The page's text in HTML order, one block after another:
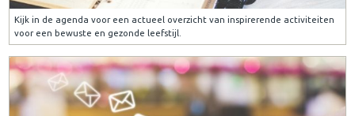
Kijk in de agenda voor een actueel overzicht van inspirerende activiteiten
voor een bewuste en gezonde leefstijl.